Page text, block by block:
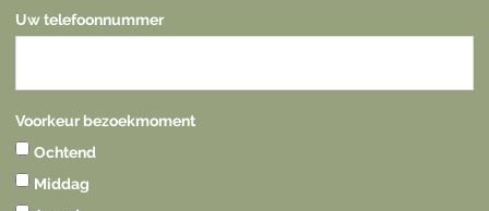
Uw telefoonnummer
Voorkeur bezoekmoment
Ochtend
Middag